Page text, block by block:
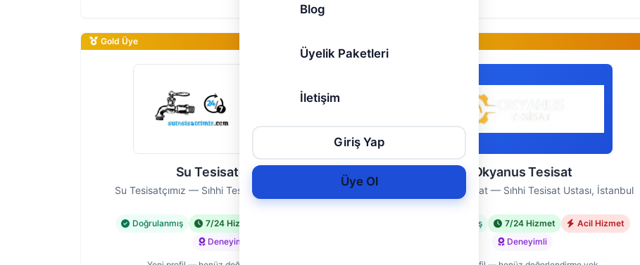
Blog
Üyelik Paketleri
İletişim
Giriş Yap
Üye Ol
Gold Üye
Su Tesisatçımız
Su Tesisatçımız — Sıhhi Tesisat Ustası, İstanbul
Doğrulanmış 7/24 Hizmet
Deneyimli
Okyanus Tesisat
Okyanus Tesisat — Sıhhi Tesisat Ustası, İstanbul
Doğrulanmış 7/24 Hizmet
Acil Hizmet
Deneyimli